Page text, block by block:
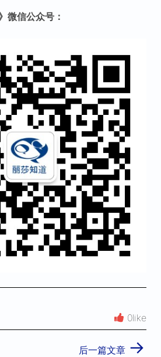
微信公众号：
0like
后一篇文章 →